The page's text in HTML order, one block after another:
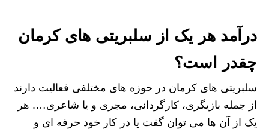
درآمد هر یک از سلبریتی های کرمان
چقدر است؟
سلبریتی های کرمان در حوزه های مختلفی فعالیت دارند
از جمله بازیگری، کارگردانی، مجری و یا شاعری…. هر
یک از آن ها می توان گفت یا در کار خود حرفه ای و